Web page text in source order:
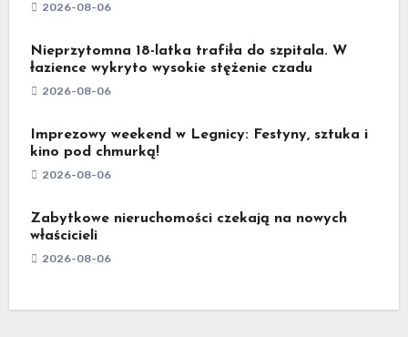
2026-08-06
Nieprzytomna 18-latka trafiła do szpitala. W
łazience wykryto wysokie stężenie czadu
2026-08-06
Imprezowy weekend w Legnicy: Festyny, sztuka i
kino pod chmurką!
2026-08-06
Zabytkowe nieruchomości czekają na nowych
właścicieli
2026-08-06